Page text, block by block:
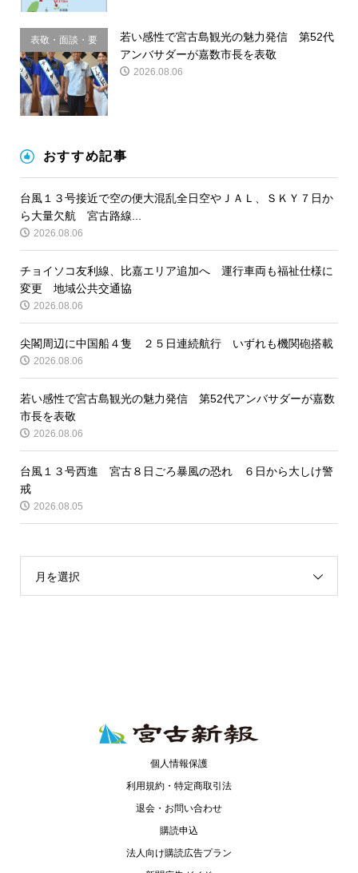
表敬・面談・要
請
若い感性で宮古島観光の魅力発信 第52代
アンバサダーが嘉数市長を表敬
2026.08.06
おすすめ記事
台風１３号接近で空の便大混乱全日空やＪＡＬ、ＳＫＹ７日か
ら大量欠航 宮古路線...
2026.08.06
チョイソコ友利線、比嘉エリア追加へ 運行車両も福祉仕様に
変更 地域公共交通協
2026.08.06
尖閣周辺に中国船４隻 ２５日連続航行 いずれも機関砲搭載
2026.08.06
若い感性で宮古島観光の魅力発信 第52代アンバサダーが嘉数
市長を表敬
2026.08.06
台風１３号西進 宮古８日ごろ暴風の恐れ ６日から大しけ警
戒
2026.08.05
月を選択
個人情報保護
利用規約・特定商取引法
退会・お問い合わせ
購読申込
法人向け購読広告プラン